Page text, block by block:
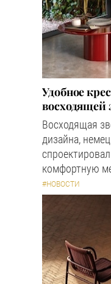
Удобное
восходящей
Восходящая
дизайна,
комфортную
#НОВОСТИ